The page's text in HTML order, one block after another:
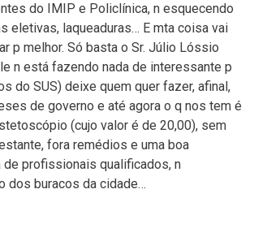
do IMIP e Policlínica, n esquecendo
eletivas, laqueaduras… E mta coisa vai
p melhor. Só basta o Sr. Júlio Lóssio
n está fazendo nada de interessante p
do SUS) deixe quem quer fazer, afinal,
de governo e até agora o q nos tem é
(cujo valor é de 20,00), sem
fora remédios e uma boa
profissionais qualificados, n
dos buracos da cidade…